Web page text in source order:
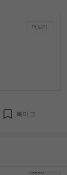
더보기
북마크